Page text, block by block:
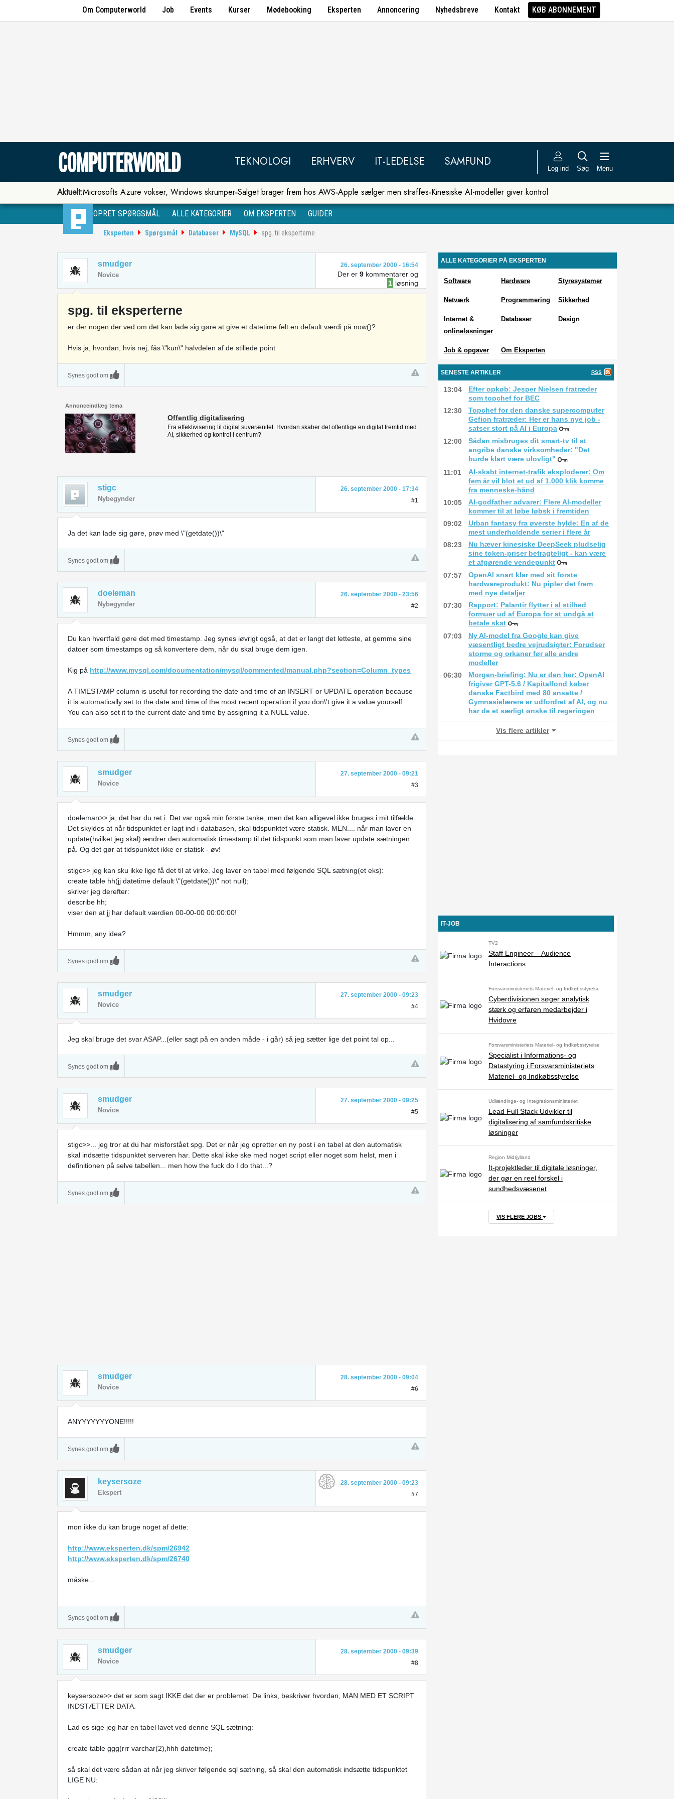
Om Computerworld Job Events Kurser Mødebooking Eksperten Annoncering Nyhedsbreve Kontakt KØB ABONNEMENT
TEKNOLOGI ERHVERV IT-LEDELSE SAMFUND Log ind Søg Menu
Aktuelt:Microsofts Azure vokser, Windows skrumper Salget brager frem hos AWS Apple sælger men straffes Kinesiske AI-modeller giver kontrol
OPRET SPØRGSMÅL ALLE KATEGORIER OM EKSPERTEN GUIDER
Eksperten Spørgsmål Databaser MySQL spg. til eksperterne
smudger
Novice
26. september 2000 - 16:54
Der er 9kommentarer og
1 løsning
spg. til eksperterne
er der nogen der ved om det kan lade sig gøre at give et datetime felt en default værdi på now()?
Hvis ja, hvordan, hvis nej, fås \"kun\" halvdelen af de stillede point
Synes godt om
Annonceindlæg tema
Offentlig digitalisering
Fra effektivisering til digital suverænitet. Hvordan skaber det offentlige en digital fremtid med
AI, sikkerhed og kontrol i centrum?
stigc
Nybegynder
26. september 2000 - 17:34
#1
Ja det kan lade sig gøre, prøv med \"(getdate())\"
Synes godt om
doeleman
Nybegynder
26. september 2000 - 23:56
#2
Du kan hvertfald gøre det med timestamp. Jeg synes iøvrigt også, at det er langt det letteste, at gemme sine
datoer som timestamps og så konvertere dem, når du skal bruge dem igen.
Kig på http://www.mysql.com/documentation/mysql/commented/manual.php?section=Column_types
A TIMESTAMP column is useful for recording the date and time of an INSERT or UPDATE operation because
it is automatically set to the date and time of the most recent operation if you don\'t give it a value yourself.
You can also set it to the current date and time by assigning it a NULL value.
Synes godt om
smudger
Novice
27. september 2000 - 09:21
#3
doeleman>> ja, det har du ret i. Det var også min første tanke, men det kan alligevel ikke bruges i mit tilfælde.
Det skyldes at når tidspunktet er lagt ind i databasen, skal tidspunktet være statisk. MEN.... når man laver en
update(hvilket jeg skal) ændrer den automatisk timestamp til det tidspunkt som man laver update sætningen
på. Og det gør at tidspunktet ikke er statisk - øv!
stigc>> jeg kan sku ikke lige få det til at virke. Jeg laver en tabel med følgende SQL sætning(et eks):
create table hh(jj datetime default \"(getdate())\" not null);
skriver jeg derefter:
describe hh;
viser den at jj har default værdien 00-00-00 00:00:00!
Hmmm, any idea?
Synes godt om
smudger
Novice
27. september 2000 - 09:23
#4
Jeg skal bruge det svar ASAP...(eller sagt på en anden måde - i går) så jeg sætter lige det point tal op...
Synes godt om
smudger
Novice
27. september 2000 - 09:25
#5
stigc>>... jeg tror at du har misforstået spg. Det er når jeg opretter en ny post i en tabel at den automatisk
skal indsætte tidspunktet serveren har. Dette skal ikke ske med noget script eller noget som helst, men i
definitionen på selve tabellen... men how the fuck do I do that...?
Synes godt om
smudger
Novice
28. september 2000 - 09:04
#6
ANYYYYYYYONE!!!!!
Synes godt om
keysersoze
Ekspert
28. september 2000 - 09:23
#7
mon ikke du kan bruge noget af dette:
http://www.eksperten.dk/spm/26942
http://www.eksperten.dk/spm/26740
måske...
Synes godt om
smudger
Novice
28. september 2000 - 09:39
#8
keysersoze>> det er som sagt IKKE det der er problemet. De links, beskriver hvordan, MAN MED ET SCRIPT
INDSTÆTTER DATA.
Lad os sige jeg har en tabel lavet ved denne SQL sætning:
create table ggg(rrr varchar(2),hhh datetime);
så skal det være sådan at når jeg skriver følgende sql sætning, så skal den automatisk indsætte tidspunktet
LIGE NU:
ALLE KATEGORIER PÅ EKSPERTEN
Software Hardware Styresystemer
Netværk Programmering Sikkerhed
Internet &
onlineløsninger
Databaser Design
Job & opgaver Om Eksperten
SENESTE ARTIKLER RSS
13:04
Efter opkøb: Jesper Nielsen fratræder
som topchef for BEC
12:30
Topchef for den danske supercomputer
Gefion fratræder: Her er hans nye job -
satser stort på AI i Europa
12:00
Sådan misbruges dit smart-tv til at
angribe danske virksomheder: "Det
burde klart være ulovligt"
11:01
AI-skabt internet-trafik eksploderer: Om
fem år vil blot et ud af 1.000 klik komme
fra menneske-hånd
10:05
AI-godfather advarer: Flere AI-modeller
kommer til at løbe løbsk i fremtiden
09:02
Urban fantasy fra øverste hylde: En af de
mest underholdende serier i flere år
08:23
Nu hæver kinesiske DeepSeek pludselig
sine token-priser betragteligt - kan være
et afgørende vendepunkt
07:57
OpenAI snart klar med sit første
hardwareprodukt: Nu pipler det frem
med nye detaljer
07:30
Rapport: Palantir flytter i al stilhed
formuer ud af Europa for at undgå at
betale skat
07:03
Ny AI-model fra Google kan give
væsentligt bedre vejrudsigter: Forudser
storme og orkaner før alle andre
modeller
06:30
Morgen-briefing: Nu er den her: OpenAI
frigiver GPT-5.6 / Kapitalfond køber
danske Factbird med 80 ansatte /
Gymnasielærere er udfordret af AI, og nu
har de et særligt ønske til regeringen
Vis flere artikler
IT-JOB
TV2
Staff Engineer – Audience
Interactions
Forsvarsministeriets Materiel- og Indkøbsstyrelse
Cyberdivisionen søger analytisk
stærk og erfaren medarbejder i
Hvidovre
Forsvarsministeriets Materiel- og Indkøbsstyrelse
Specialist i Informations- og
Datastyring i Forsvarsministeriets
Materiel- og Indkøbsstyrelse
Udlændinge- og Integrationsministeriet
Lead Full Stack Udvikler til
digitalisering af samfundskritiske
løsninger
Region Midtjylland
It-projektleder til digitale løsninger,
der gør en reel forskel i
sundhedsvæsenet
VIS FLERE JOBS